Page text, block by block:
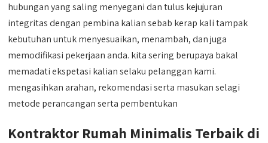
hubungan yang saling menyegani dan tulus kejujuran
integritas dengan pembina kalian sebab kerap kali tampak
kebutuhan untuk menyesuaikan, menambah, dan juga
memodifikasi pekerjaan anda. kita sering berupaya bakal
memadati ekspetasi kalian selaku pelanggan kami.
mengasihkan arahan, rekomendasi serta masukan selagi
metode perancangan serta pembentukan
Kontraktor Rumah Minimalis Terbaik di